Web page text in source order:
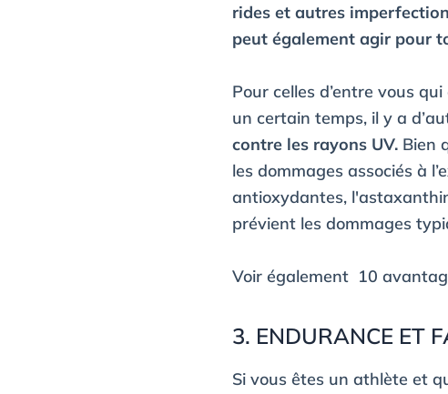
rides et autres
peut également agir pour
Pour celles d’entre vous
un certain temps, il y a
contre les rayons UV. Bien
les dommages associés à
antioxydantes,
prévient les dommages
Voir également 10
3. ENDURANCE ET
Si vous êtes un athlète et